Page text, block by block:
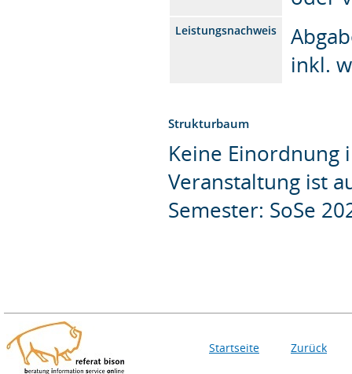
Leistungsnachweis
inkl.
Strukturbaum
Keine Einordnung
Veranstaltung ist
Semester: SoSe
Startseite Zurück